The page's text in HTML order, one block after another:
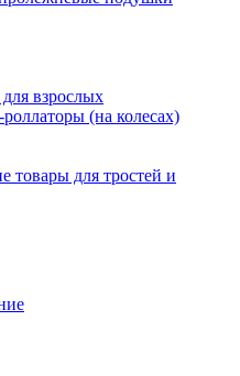
взрослых
(на колесах)
товары для тростей и